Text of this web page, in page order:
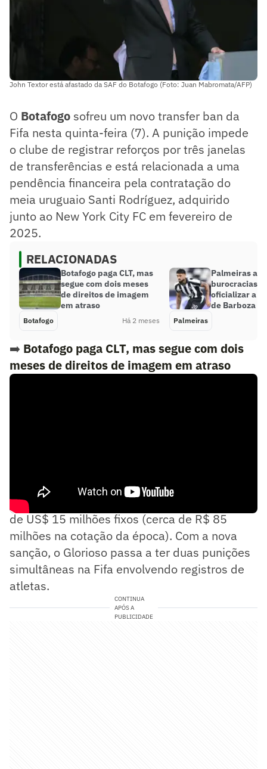
John Textor está afastado da SAF do Botafogo (Foto: Juan Mabromata/AFP)
O Botafogo sofreu um novo transfer ban da
Fifa nesta quinta-feira (7). A punição impede
o clube de registrar reforços por três janelas
de transferências e está relacionada a uma
pendência financeira pela contratação do
meia uruguaio Santi Rodríguez, adquirido
junto ao New York City FC em fevereiro de
2025.
RELACIONADAS
Botafogo paga CLT, mas
segue com dois meses
de direitos de imagem
em atraso
Botafogo Há 2 meses
Palmeiras
burocracias
oficializar a
de Barboza
Palmeiras
➡️ Botafogo paga CLT, mas segue com dois
meses de direitos de imagem em atraso
O acordo entre os clubes previa o pagamento
de US$ 15 milhões fixos (cerca de R$ 85
milhões na cotação da época). Com a nova
sanção, o Glorioso passa a ter duas punições
simultâneas na Fifa envolvendo registros de
atletas.
CONTINUA
APÓS A
PUBLICIDADE